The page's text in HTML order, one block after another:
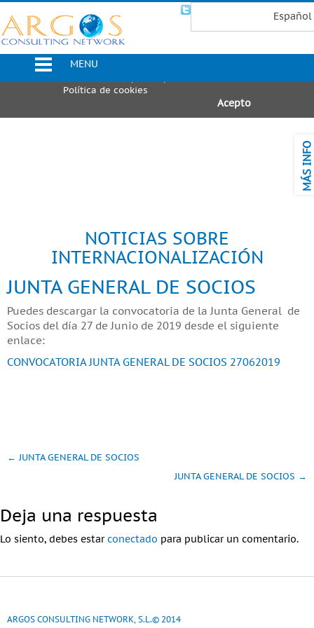
Uso de Cookies
Utilizamos cookies propias y de
terceros para mejorar nuestros
servicios. Si continúa navegando,
Política de cookies
Acepto
MÁS INFO
Español
MENU
NOTICIAS SOBRE
INTERNACIONALIZACIÓN
JUNTA GENERAL DE SOCIOS
Puedes descargar la convocatoria de la Junta General de
Socios del día 27 de Junio de 2019 desde el siguiente
enlace:
CONVOCATORIA JUNTA GENERAL DE SOCIOS 27062019
← JUNTA GENERAL DE SOCIOS
JUNTA GENERAL DE SOCIOS →
Deja una respuesta
Lo siento, debes estarconectado para publicar un comentario.
ARGOS CONSULTING NETWORK, S.L.© 2014